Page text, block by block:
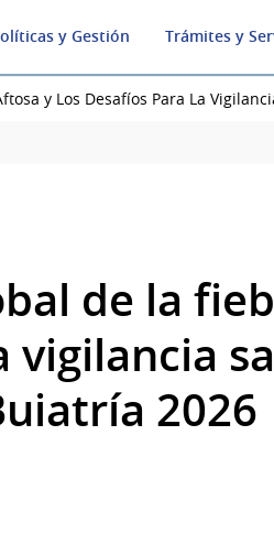
y Gestión Trámites y
y Los Desafíos Para La
de la
vigilancia
2026